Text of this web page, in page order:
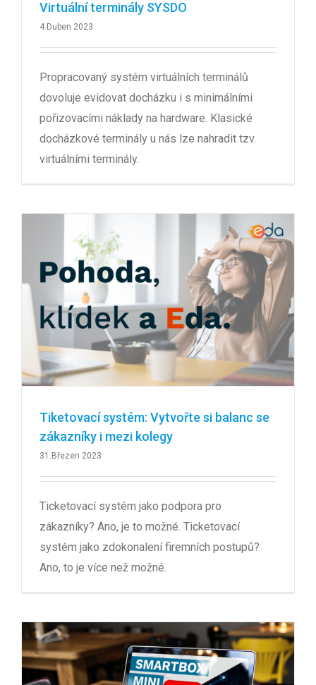
Virtuální terminály SYSDO
4.Duben 2023
Propracovaný systém virtuálních terminálů
dovoluje evidovat docházku i s minimálními
pořizovacími náklady na hardware. Klasické
docházkové terminály u nás lze nahradit tzv.
virtuálními terminály.
Tiketovací systém: Vytvořte si balanc se
zákazníky i mezi kolegy
31.Březen 2023
Ticketovací systém jako podpora pro
zákazníky? Ano, je to možné. Ticketovací
systém jako zdokonalení firemních postupů?
Ano, to je více než možné.